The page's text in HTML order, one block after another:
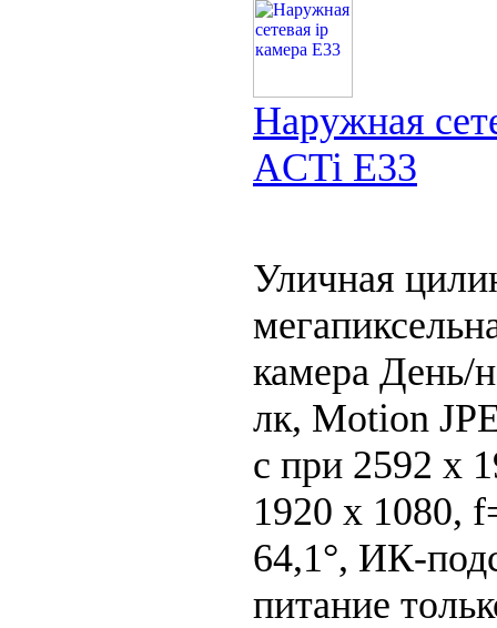
Наружная
ACTi E33
Уличная
камера День/
лк, Motion
с при 2592 x
1920 x 1080,
64,1°, ИК-
питание